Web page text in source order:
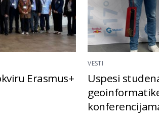
Erasmus+
VESTI
Uspesi